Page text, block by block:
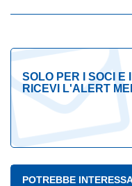
SOLO PER I SOCI E
RICEVI L'ALERT
POTREBBE